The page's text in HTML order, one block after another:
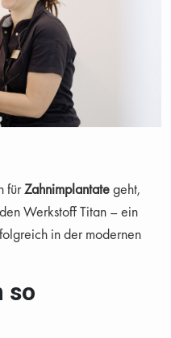
fürZahnimplantategeht,
Werkstoff Titan – ein
in der modernen
so